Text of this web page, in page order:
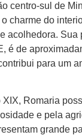
centro-sul de
charme do
acolhedora. Sua
é de
para um
Romaria
e pela
grande